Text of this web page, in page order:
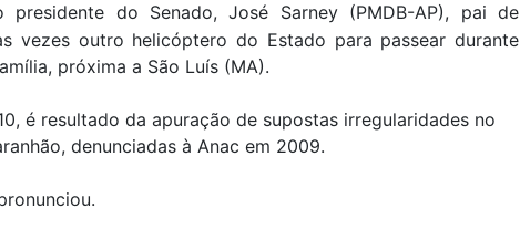
do Senado, José Sarney (PMDB-AP), pai de
vezes outro helicóptero do Estado para passear durante
próxima a São Luís (MA).
é resultado da apuração de supostas irregularidades no
denunciadas à Anac em 2009.